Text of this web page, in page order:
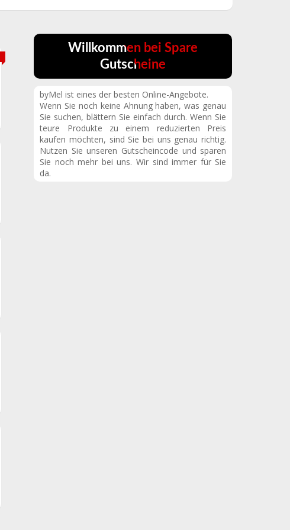
Willkommen bei Spare
Gutscheine
byMel ist eines der besten Online-Angebote.
Wenn Sie noch keine Ahnung haben, was genau
Sie suchen, blättern Sie einfach durch. Wenn Sie
teure Produkte zu einem reduzierten Preis
kaufen möchten, sind Sie bei uns genau richtig.
Nutzen Sie unseren Gutscheincode und sparen
Sie noch mehr bei uns. Wir sind immer für Sie
da.